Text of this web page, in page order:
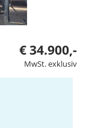
€ 34.900,-
MwSt. exklusiv